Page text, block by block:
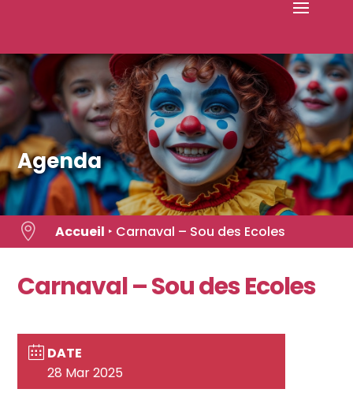
Agenda
 Accueil ‣ Carnaval – Sou des Ecoles
Carnaval – Sou des Ecoles
DATE
28 Mar 2025